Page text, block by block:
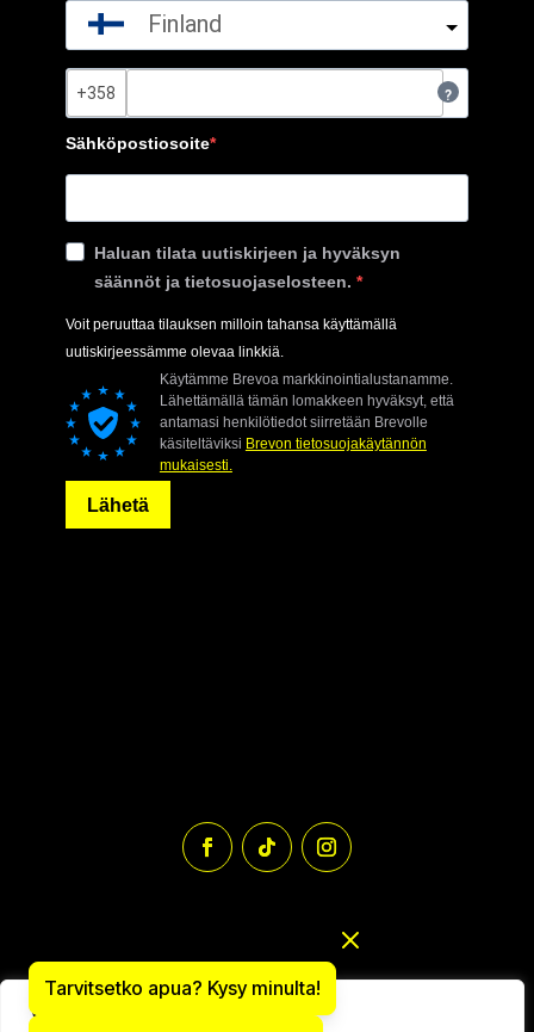
We value your privacy
Tarvitsetko apua? Kysy minulta!
Finland
?
Sähköpostiosoite
Haluan tilata uutiskirjeen ja hyväksyn
säännöt ja tietosuojaselosteen.
Voit peruuttaa tilauksen milloin tahansa käyttämällä
uutiskirjeessämme olevaa linkkiä.
Käytämme Brevoa markkinointialustanamme.
Lähettämällä tämän lomakkeen hyväksyt, että
antamasi henkilötiedot siirretään Brevolle
käsiteltäviksi Brevon tietosuojakäytännön
mukaisesti.
Lähetä